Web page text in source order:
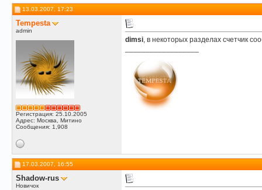
13.03.2007, 17:23
Tempesta
admin
Регистрация: 25.10.2005
Адрес: Москва, Митино
Сообщения: 1,908
dimsi, в некоторых разделах счетчик
17.03.2007, 16:55
Shadow-rus
Новичок